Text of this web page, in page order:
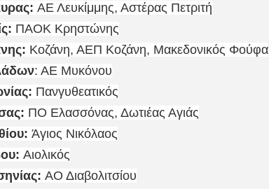
ΑΕ Λευκίμμης, Αστέρας Πετριτή
ΠΑΟΚ Κρηστώνης
Κοζάνη, ΑΕΠ Κοζάνη, Μακεδονικός Φούφα
: ΑΕ Μυκόνου
Πανγυθεατικός
ΠΟ Ελασσόνας, Δωτιέας Αγιάς
Άγιος Νικόλαος
Αιολικός
ΑΟ Διαβολιτσίου